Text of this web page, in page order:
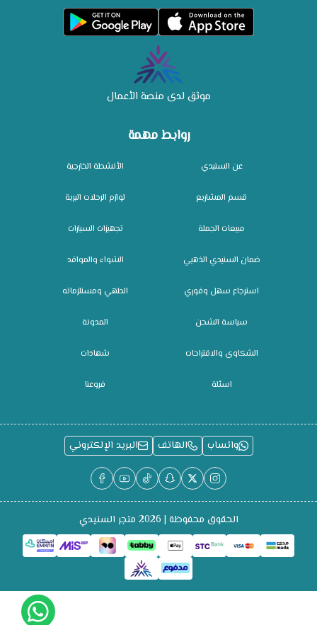
روابط مهمة
عن السنيدي
قسم المشاريع
مبيعات الجملة
ضمان السنيدي الذهبي
استرجاع سهل وفوري
سياسة الشحن
الشكاوى والاقتراحات
اسئلة
الأنشطة الخارجية
لوازم الرحلات البرية
تجهيزات السيارات
الشواء والمواقد
الطهي ومستلزماته
المدونة
شهادات
فروعنا
موثق لدى منصة الأعمال
واتساب الهاتف البريد الإلكتروني
الحقوق محفوظة | 2026 متجر السنيدي